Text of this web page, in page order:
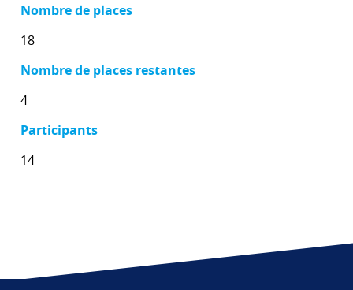
Nombre de places
18
Nombre de places restantes
4
Participants
14